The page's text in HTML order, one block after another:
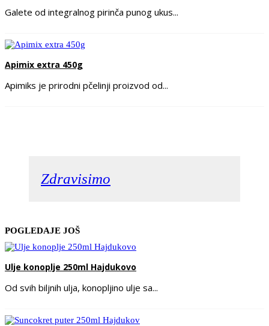
Galete od integralnog pirinča punog ukus...
Apimix extra 450g
Apimiks je prirodni pčelinji proizvod od...
Zdravisimo
POGLEDAJE JOŠ
Ulje konoplje 250ml Hajdukovo
Od svih biljnih ulja, konopljino ulje sa...